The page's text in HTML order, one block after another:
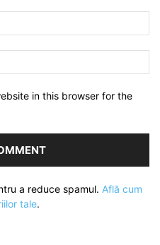
in this browser for the
a reduce spamul. Află cum
tale.